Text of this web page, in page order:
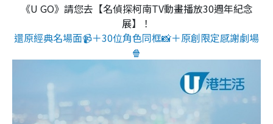
《U GO》請您去【名偵探柯南TV動畫播放30週年紀念
展】！
還原經典名場面📹＋30位角色同框📸＋原創限定感謝劇場
🍿